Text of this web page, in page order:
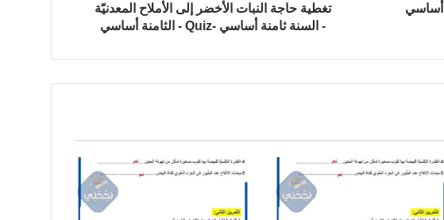
ثامنة
أساسي
Quiz
تغطية حاجة النبات الأخضر إلى الأملاح المعدنيّة
- السنة ثامنة أساسي -Quiz - الثامنة أساسي